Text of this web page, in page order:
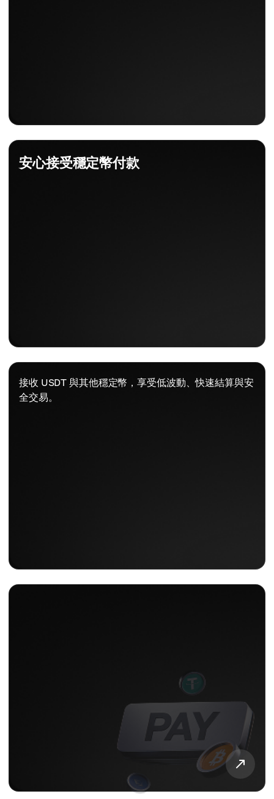
安心接受穩定幣付款
接收 USDT 與其他穩定幣，享受低波動、快速結算與安
全交易。